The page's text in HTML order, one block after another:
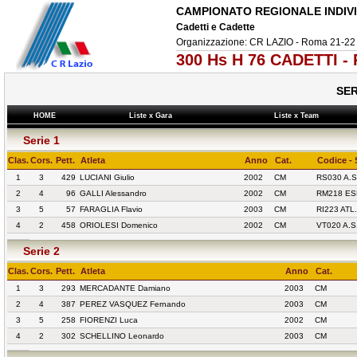
CAMPIONATO REGIONALE
Cadetti e Cadette
Organizzazione: CR LAZIO - Roma 21-
300 Hs H 76 CADETTI -
HOME Liste x Gara Liste x Team
Serie 1
Clas.Cors. Pett. Atleta Anno Cat. Codice -
1 3 429 LUCIANI Giulio 2002 CM
RS030
2
4 96 GALLI Alessandro 2002 CM
RM218
3
5 57 FARAGLIA Flavio 2003 CM
RI223
4
2 458 ORIOLESI Domenico 2002 CM VT020
Serie 2
Clas.Cors. Pett. Atleta Anno Cat.
1 3 293 MERCADANTE Damiano 2003
CM
2
4 387 PEREZ VASQUEZ Fernando 2003
CM
3
5 258 FIORENZI Luca 2002
CM
4
2 302 SCHELLINO Leonardo 2003 CM